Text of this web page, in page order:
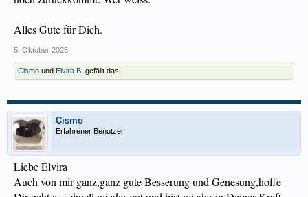
Alles Gute für Dich.
5. Oktober 2025
Cismo und Elvira B. gefällt das.
Cismo
Erfahrener Benutzer
Liebe Elvira
Auch von mir ganz,ganz gute Besserung und Genesung,hoffe